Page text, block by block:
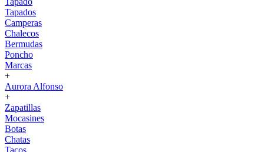
Tapados
Camperas
Chalecos
Bermudas
Poncho
Marcas
+
Aurora Alfonso
+
Zapatillas
Mocasines
Botas
Chatas
Tacos